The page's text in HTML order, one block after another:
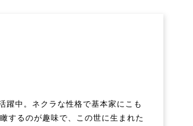
躍中。ネクラな性格で基本家にこも
するのが趣味で、この世に生まれた